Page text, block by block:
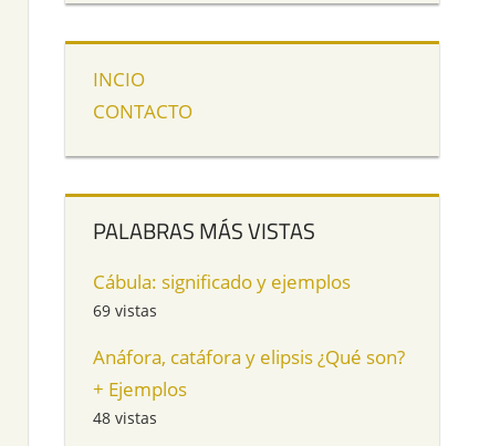
INCIO
CONTACTO
PALABRAS MÁS VISTAS
Cábula: significado y ejemplos
69 vistas
Anáfora, catáfora y elipsis ¿Qué son?
+ Ejemplos
48 vistas